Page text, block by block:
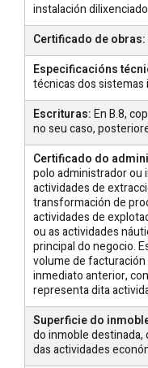
instalación
Certificado de obras:
Especificacións
técnicas dos sistemas
Escrituras:En B.8,
no seu caso,
Certificado do
polo administrador ou
actividades de
transformación de
actividades de
ou as actividades
principal do negocio.
volume de
inmediato anterior,
representa dita
Superficie do
do inmoble destinada,
das actividades